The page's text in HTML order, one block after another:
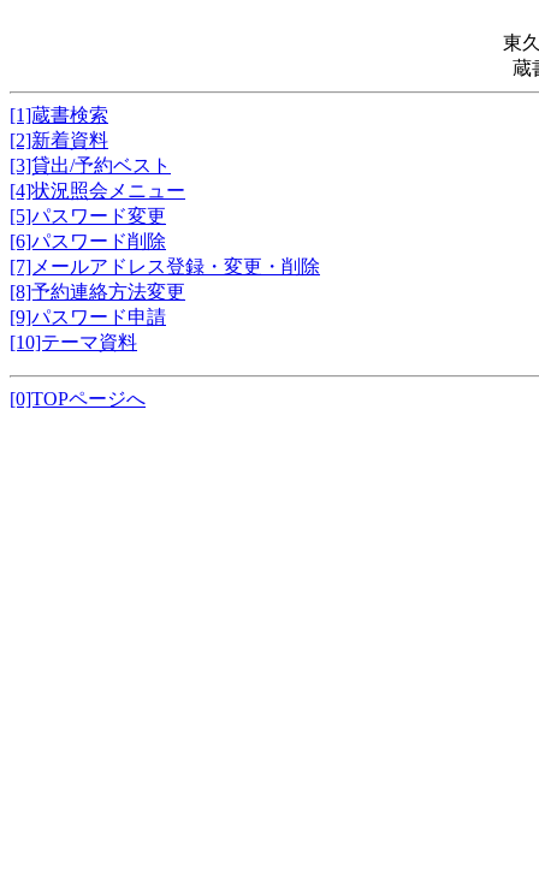
東
蔵
[1]蔵書検索
[2]新着資料
[3]貸出/予約ベスト
[4]状況照会メニュー
[5]パスワード変更
[6]パスワード削除
[7]メールアドレス登録・変更・削除
[8]予約連絡方法変更
[9]パスワード申請
[10]テーマ資料
[0]TOPページへ